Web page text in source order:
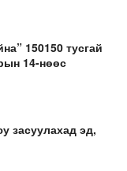
150150 тусгай
14-нөөс
засуулахад эд,